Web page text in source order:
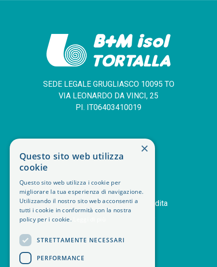
SEDE LEGALE GRUGLIASCO 10095 TO
VIA LEONARDO DA VINCI, 25
PI. IT06403410019
deskphone +39 011 408 14 28
orders Storico ordini
handshake Termini e condizioni di vendita
delivery_truck_speed
×
Questo sito web utilizza
cookie
Questo sito web utilizza i cookie per
migliorare la tua esperienza di navigazione.
Utilizzando il nostro sito web acconsenti a
tutti i cookie in conformità con la nostra
policy per i cookie.
STRETTAMENTE NECESSARI
PERFORMANCE